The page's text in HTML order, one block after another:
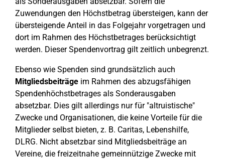
Zuwendungen den Höchstbetrag übersteigen, kann der
übersteigende Anteil in das Folgejahr vorgetragen und
dort im Rahmen des Höchstbetrages berücksichtigt
werden. Dieser Spendenvortrag gilt zeitlich unbegrenzt.
Ebenso wie Spenden sind grundsätzlich auch
Mitgliedsbeiträge im Rahmen des abzugsfähigen
Spendenhöchstbetrages als Sonderausgaben
absetzbar. Dies gilt allerdings nur für "altruistische"
Zwecke und Organisationen, die keine Vorteile für die
Mitglieder selbst bieten, z. B. Caritas, Lebenshilfe,
DLRG. Nicht absetzbar sind Mitgliedsbeiträge an
Vereine, die freizeitnahe gemeinnützige Zwecke mit